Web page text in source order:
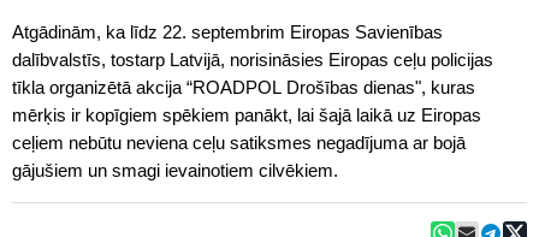
Atgādinām, ka līdz 22. septembrim Eiropas Savienības
dalībvalstīs, tostarp Latvijā, norisināsies Eiropas ceļu policijas
tīkla organizētā akcija “ROADPOL Drošības dienas", kuras
mērķis ir kopīgiem spēkiem panākt, lai šajā laikā uz Eiropas
ceļiem nebūtu neviena ceļu satiksmes negadījuma ar bojā
gājušiem un smagi ievainotiem cilvēkiem.